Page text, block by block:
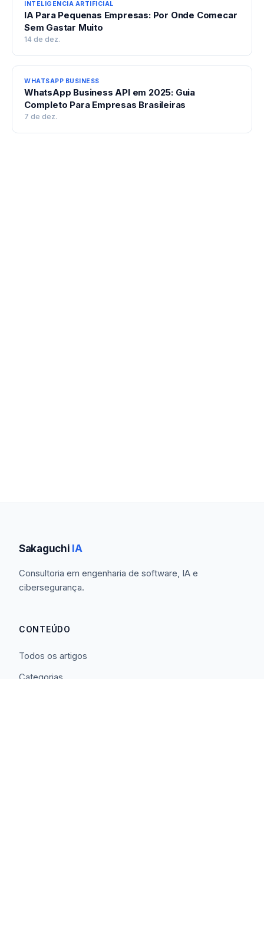
INTELIGENCIA ARTIFICIAL
IA Para Pequenas Empresas: Por Onde Comecar
Sem Gastar Muito
14 de dez.
WHATSAPP BUSINESS
WhatsApp Business API em 2025: Guia
Completo Para Empresas Brasileiras
7 de dez.
Sakaguchi IA
Consultoria em engenharia de software, IA e
cibersegurança.
CONTEÚDO
Todos os artigos
Categorias